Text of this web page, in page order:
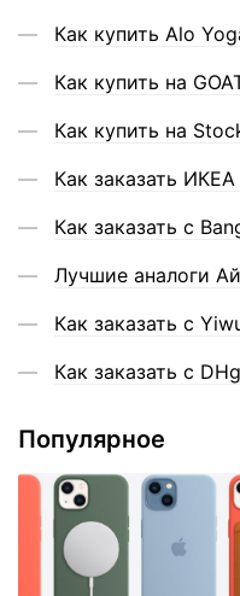
Как купить Alo
Как купить на
Как купить на
Как заказать
Как заказать с
Лучшие аналоги
Как заказать с
Как заказать с
Популярное